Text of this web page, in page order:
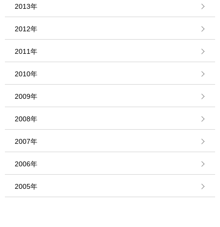
2013年
2012年
2011年
2010年
2009年
2008年
2007年
2006年
2005年